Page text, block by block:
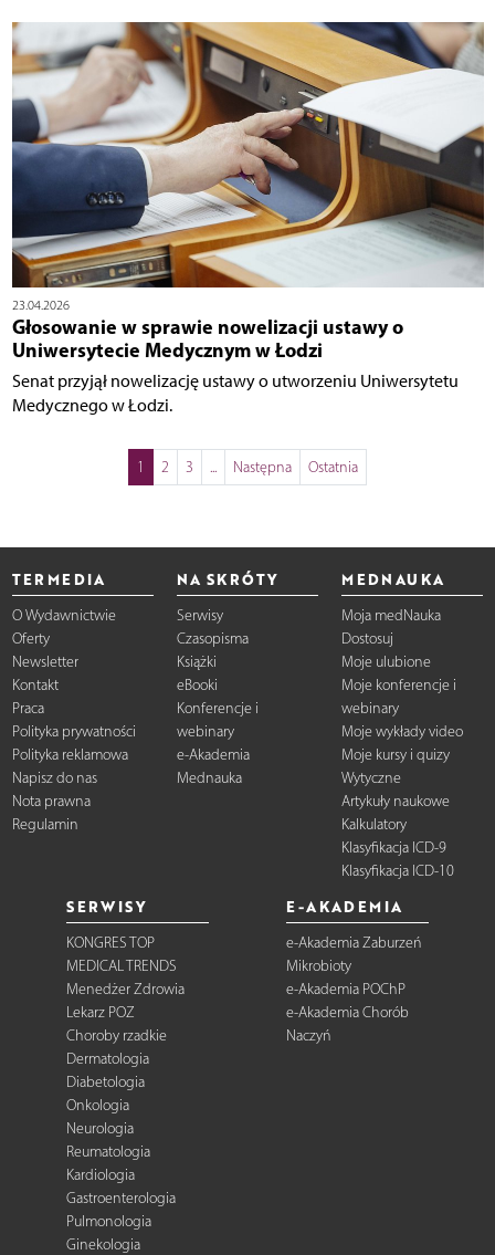
23.04.2026
Głosowanie w sprawie nowelizacji ustawy o
Uniwersytecie Medycznym w Łodzi
Senat przyjął nowelizację ustawy o utworzeniu Uniwersytetu
Medycznego w Łodzi.
1 2 3 ... Następna Ostatnia
TERMEDIA
O Wydawnictwie
Oferty
Newsletter
Kontakt
Praca
Polityka prywatności
Polityka reklamowa
Napisz do nas
Nota prawna
Regulamin
NA SKRÓTY
Serwisy
Czasopisma
Książki
eBooki
Konferencje i
webinary
e-Akademia
Mednauka
MEDNAUKA
Moja medNauka
Dostosuj
Moje ulubione
Moje konferencje i
webinary
Moje wykłady video
Moje kursy i quizy
Wytyczne
Artykuły naukowe
Kalkulatory
Klasyfikacja ICD-9
Klasyfikacja ICD-10
SERWISY
KONGRES TOP
MEDICAL TRENDS
Menedżer Zdrowia
Lekarz POZ
Choroby rzadkie
Dermatologia
Diabetologia
Onkologia
Neurologia
Reumatologia
Kardiologia
Gastroenterologia
Pulmonologia
Ginekologia
E-AKADEMIA
e-Akademia Zaburzeń
Mikrobioty
e-Akademia POChP
e-Akademia Chorób
Naczyń